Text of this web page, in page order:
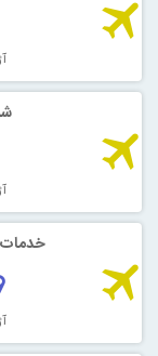
خدمات